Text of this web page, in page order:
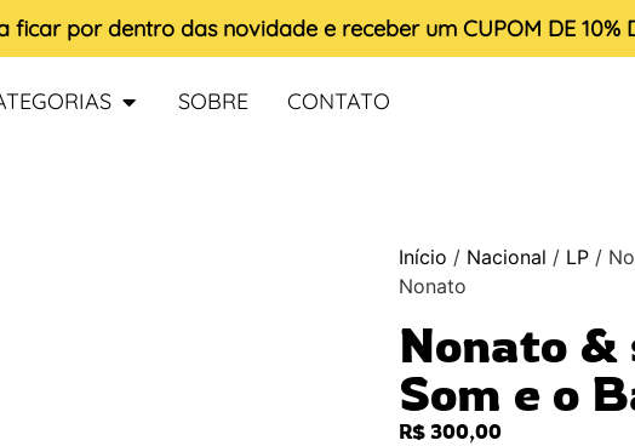
ficar por dentro das novidade e receber um CUPOM DE 10%
SOBRE CONTATO
Início / Nacional / LP /
Nonato
Nonato &
Som e o
R$ 300,00